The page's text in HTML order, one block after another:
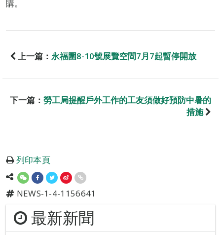
購。
上一篇： 永福圍8-10號展覽空間7月7起暫停開放
下一篇： 勞工局提醒戶外工作的工友須做好預防中暑的
措施
列印本頁
NEWS-1-4-1156641
最新新聞